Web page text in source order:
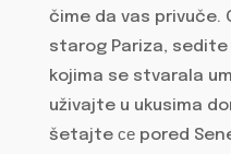
čime da vas privuče.
starog Pariza, sedite
kojima se stvarala
uživajte u ukusima
šetajte се pored